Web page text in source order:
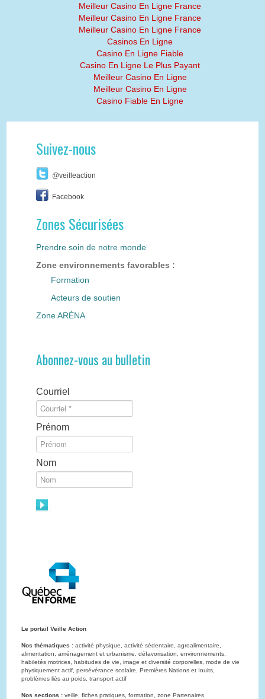
Meilleur Casino En Ligne France
Meilleur Casino En Ligne France
Meilleur Casino En Ligne France
Casinos En Ligne
Casino En Ligne Fiable
Casino En Ligne Le Plus Payant
Meilleur Casino En Ligne
Meilleur Casino En Ligne
Casino Fiable En Ligne
Suivez-nous
@veilleaction
Facebook
Zones Sécurisées
Prendre soin de notre monde
Zone environnements favorables :
Formation
Acteurs de soutien
Zone ARÉNA
Abonnez-vous au bulletin
Courriel
Prénom
Nom
Le portail Veille Action
Nos thématiques : activité physique, activité sédentaire, agroalimentaire,
alimentation, aménagement et urbanisme, défavorisation, environnements,
habiletés motrices, habitudes de vie, image et diversité corporelles, mode de vie
physiquement actif, persévérance scolaire, Premières Nations et Inuits,
problèmes liés au poids, transport actif
Nos sections : veille, fiches pratiques, formation, zone Partenaires